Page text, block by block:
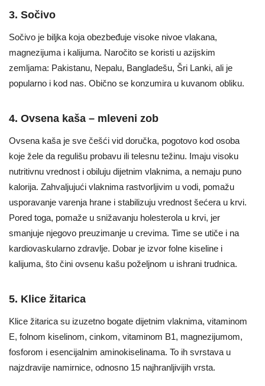
3. Sočivo
Sočivo je biljka koja obezbeđuje visoke nivoe vlakana,
magnezijuma i kalijuma. Naročito se koristi u azijskim
zemljama: Pakistanu, Nepalu, Bangladešu, Šri Lanki, ali je
popularno i kod nas. Obično se konzumira u kuvanom obliku.
4. Ovsena kaša – mleveni zob
Ovsena kaša je sve češći vid doručka, pogotovo kod osoba
koje žele da regulišu probavu ili telesnu težinu. Imaju visoku
nutritivnu vrednost i obiluju dijetnim vlaknima, a nemaju puno
kalorija. Zahvaljujući vlaknima rastvorljivim u vodi, pomažu
usporavanje varenja hrane i stabilizuju vrednost šećera u krvi.
Pored toga, pomaže u snižavanju holesterola u krvi, jer
smanjuje njegovo preuzimanje u crevima. Time se utiče i na
kardiovaskularno zdravlje. Dobar je izvor folne kiseline i
kalijuma, što čini ovsenu kašu poželjnom u ishrani trudnica.
5. Klice žitarica
Klice žitarica su izuzetno bogate dijetnim vlaknima, vitaminom
E, folnom kiselinom, cinkom, vitaminom B1, magnezijumom,
fosforom i esencijalnim aminokiselinama. To ih svrstava u
najzdravije namirnice, odnosno 15 najhranljivijih vrsta.